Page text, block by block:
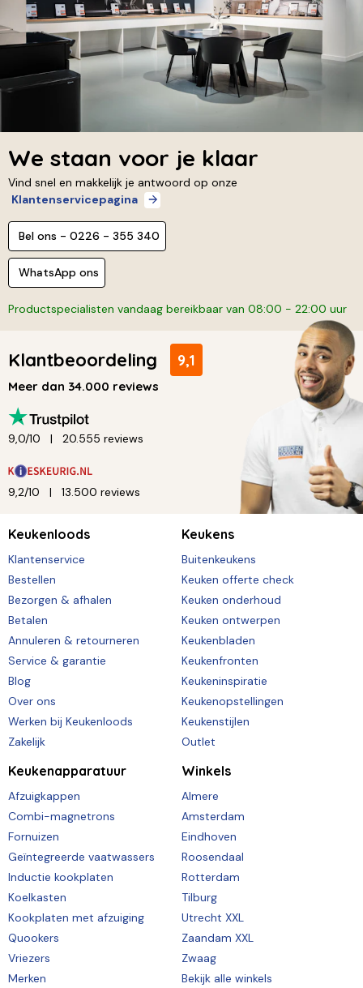
We staan voor je klaar
Vind snel en makkelijk je antwoord op onze
Klantenservicepagina
Bel ons - 0226 - 355 340
WhatsApp ons
Productspecialisten vandaag bereikbaar van 08:00 - 22:00 uur
Klantbeoordeling 9,1
Meer dan 34.000 reviews
9,0/10 20.555 reviews
9,2/10 13.500 reviews
Keukenloods
Klantenservice
Bestellen
Bezorgen & afhalen
Betalen
Annuleren & retourneren
Service & garantie
Blog
Over ons
Werken bij Keukenloods
Zakelijk
Keukens
Buitenkeukens
Keuken offerte check
Keuken onderhoud
Keuken ontwerpen
Keukenbladen
Keukenfronten
Keukeninspiratie
Keukenopstellingen
Keukenstijlen
Outlet
Keukenapparatuur
Afzuigkappen
Combi-magnetrons
Fornuizen
Geïntegreerde vaatwassers
Inductie kookplaten
Koelkasten
Kookplaten met afzuiging
Quookers
Vriezers
Merken
Winkels
Almere
Amsterdam
Eindhoven
Roosendaal
Rotterdam
Tilburg
Utrecht XXL
Zaandam XXL
Zwaag
Bekijk alle winkels